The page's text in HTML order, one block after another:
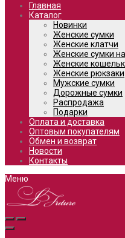
Главная
Каталог
Новинки
Женские сумки
Женские клатчи
Женские сумки
Женские
Женские рюкзаки
Мужские сумки
Дорожные сумки
Распродажа
Подарки
Оплата и доставка
Оптовым покупателям
Обмен и возврат
Новости
Контакты
Меню